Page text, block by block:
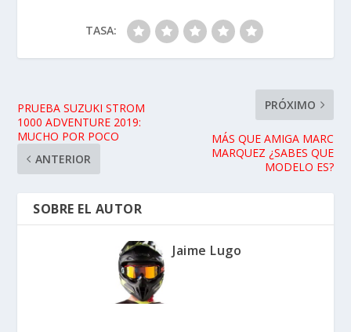
TASA:
PRUEBA SUZUKI STROM
1000 ADVENTURE 2019:
MUCHO POR POCO
ANTERIOR
PRÓXIMO
MÁS QUE AMIGA MARC
MARQUEZ ¿SABES QUE
MODELO ES?
SOBRE EL AUTOR
Jaime Lugo